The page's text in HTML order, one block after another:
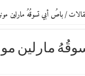
/باصُ أبي تسوقُهُ مارلين
مارلين